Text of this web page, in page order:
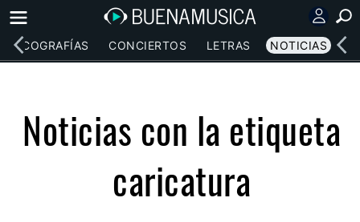
DISCOGRAFÍAS CONCIERTOS LETRAS NOTICIAS
Noticias con la etiqueta
caricatura